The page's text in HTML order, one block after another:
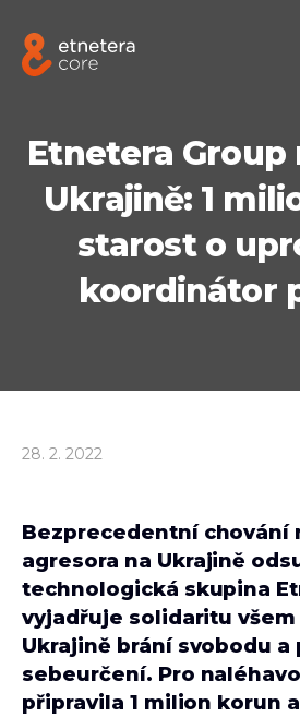
Etnetera Group
Ukrajině: 1
starost o
koordinátor
28. 2. 2022
Bezprecedentní chování
agresora na Ukrajině
technologická skupina
vyjadřuje solidaritu
Ukrajině brání svobodu a
sebeurčení. Pro
připravila 1 milion korun